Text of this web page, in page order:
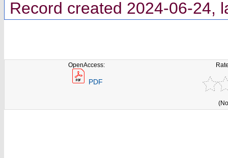
Record created 2024-06-24,
OpenAccess:
PDF